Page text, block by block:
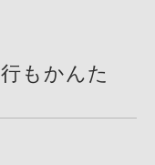
ゲーム
もかんた